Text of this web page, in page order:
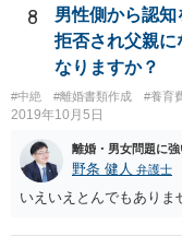
士の考え方によります。
8
男性側から認
拒否され父親に
なりますか？
#中絶 #離婚書類作成 #養育
2019年10月5日
離婚・男女問題に
野条 健人 弁護士
いえいえとんでもありま